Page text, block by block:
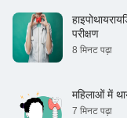
परीक्षण
8 मिनट पढ़ा
महिलाओं में
7 मिनट पढ़ा